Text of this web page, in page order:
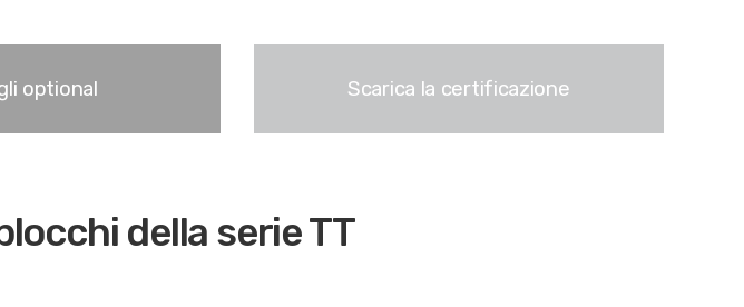
optional Scarica la certificazione
della serie TT